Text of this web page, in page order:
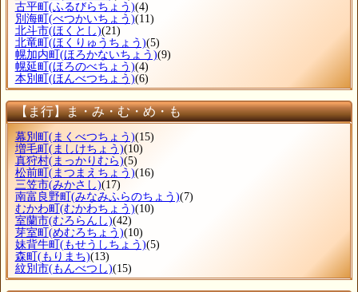
古平町 (ふるびらちょう)(4)
別海町 (べつかいちょう)(11)
北斗市(ほくとし)(21)
北竜町 (ほくりゅうちょう)(5)
幌加内町 (ほろかないちょう)(9)
幌延町 (ほろのべちょう)(4)
本別町 (ほんべつちょう)(6)
【ま行】ま・み・む・め・も
幕別町 (まくべつちょう)(15)
増毛町 (ましけちょう)(10)
真狩村(まっかりむら)(5)
松前町 (まつまえちょう)(16)
三笠市(みかさし)(17)
南富良野町 (みなみふらのちょう)(7)
むかわ町 (むかわちょう)(10)
室蘭市(むろらんし)(42)
芽室町 (めむろちょう)(10)
妹背牛町 (もせうしちょう)(5)
森町 (もりまち)(13)
紋別市(もんべつし)(15)